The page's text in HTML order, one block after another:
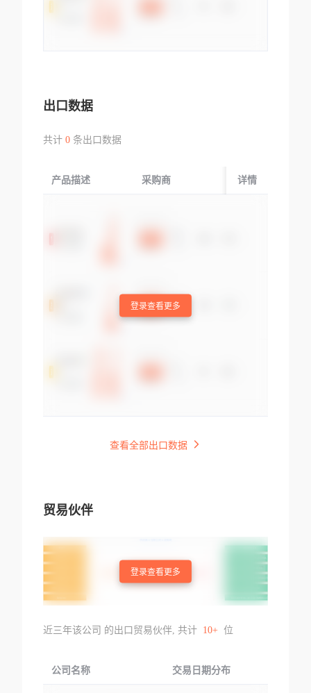
出口数据
共计 0条出口数据
产品描述 采购商 起运国/地区
详情
登录查看更多
查看全部出口数据
贸易伙伴
登录查看更多
近三年该公司 的出口贸易伙伴, 共计 10+ 位
公司名称 交易日期分布